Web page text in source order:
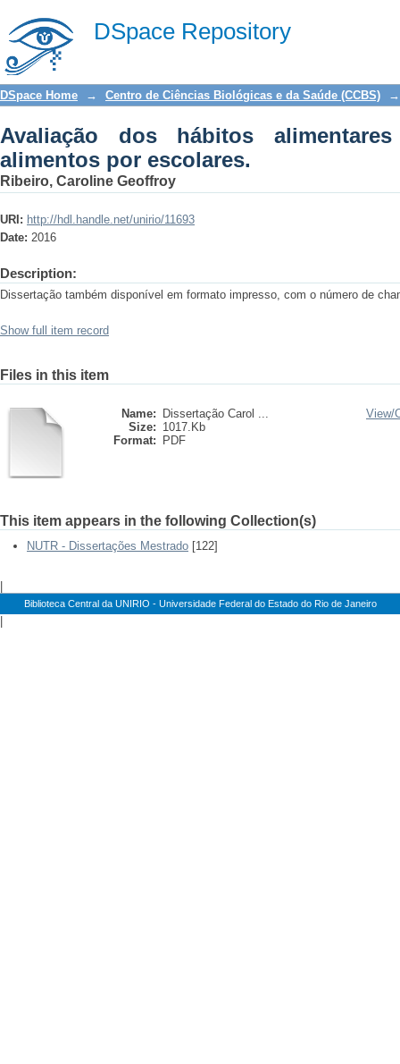
DSpace Repository
Avaliação dos hábitos alimentares e
DSpace Home → Centro de Ciências Biológicas e da Saúde (CCBS) →
Avaliação dos hábitos
alimentos por escolares.
Ribeiro, Caroline Geoffroy
URI: http://hdl.handle.net/unirio/11693
Date: 2016
Description:
Dissertação também disponível em formato impresso, com o número de
Show full item record
Files in this item
Name:
Dissertação Carol ...
Size: 1017.Kb
Format:
PDF
View/
This item appears in the following Collection(s)
NUTR - Dissertações Mestrado [122]
Biblioteca Central da UNIRIO - Universidade Federal do Estado do Rio de Janeiro